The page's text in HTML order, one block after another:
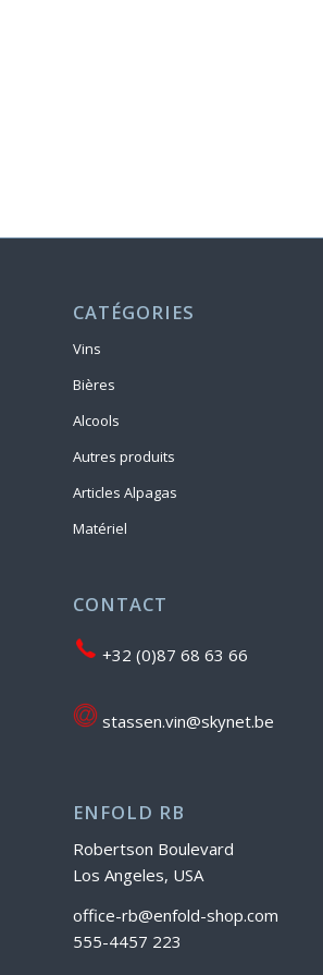
CATÉGORIES
Vins
Bières
Alcools
Autres produits
Articles Alpagas
Matériel
CONTACT
+32 (0)87 68 63 66
stassen.vin@skynet.be
ENFOLD RB
Robertson Boulevard
Los Angeles, USA
office-rb@enfold-shop.com
555-4457 223